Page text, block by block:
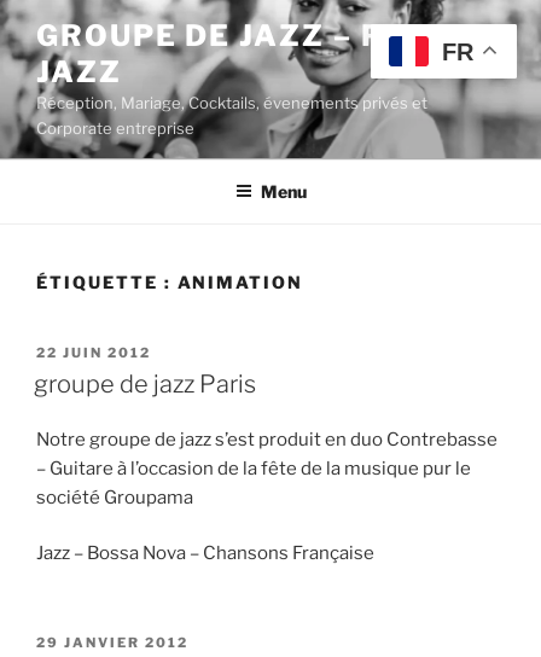
Aller
au
contenu
principal
GROUPE DE JAZZ – POP
JAZZ
Réception, Mariage, Cocktails, évenements privés et
Corporate entreprise
Menu
ÉTIQUETTE : ANIMATION
PUBLIÉ
22 JUIN 2012
groupe de jazz Paris
Notre groupe de jazz s’est produit en duo Contrebasse
– Guitare à l’occasion de la fête de la musique pur le
société Groupama
Jazz – Bossa Nova – Chansons Française
PUBLIÉ
29 JANVIER 2012
FR